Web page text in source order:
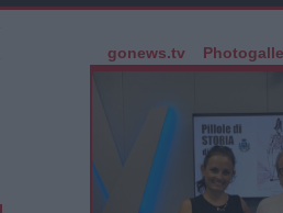
gonews.tv